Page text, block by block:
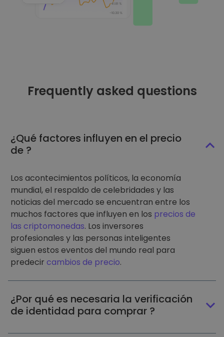
Frequently asked questions
¿Qué factores influyen en el precio
de ?
Los acontecimientos políticos, la economía
mundial, el respaldo de celebridades y las
noticias del mercado se encuentran entre los
muchos factores que influyen en los precios de
las criptomonedas. Los inversores
profesionales y las personas inteligentes
siguen estos eventos del mundo real para
predecir cambios de precio.
¿Por qué es necesaria la verificación
de identidad para comprar ?